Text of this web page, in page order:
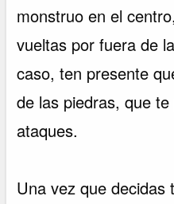
monstruo en el
vueltas por fuera de
caso, ten presente
de las piedras, que
ataques.
Una vez que